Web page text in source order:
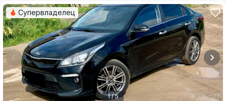
Супервладелец
1 / 5